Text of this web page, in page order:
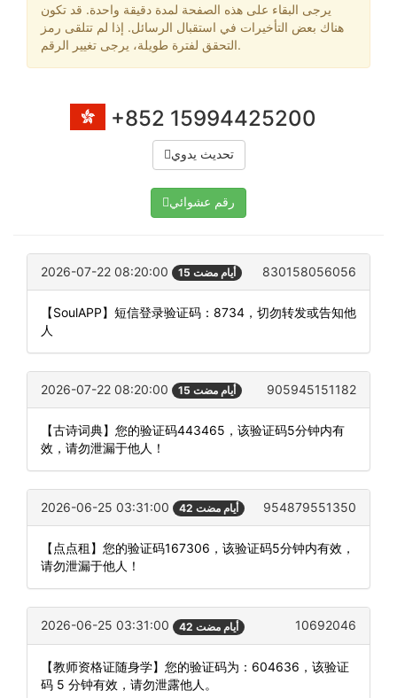
يرجى البقاء على هذه الصفحة لمدة دقيقة واحدة. قد تكون
هناك بعض التأخيرات في استقبال الرسائل. إذا لم تتلقى رمز
التحقق لفترة طويلة، يرجى تغيير الرقم.
+852 15994425200
تحديث يدوي
رقم عشوائي
2026-07-22 08:20:00 15 أيام مضت 830158056056
【SoulAPP】短信登录验证码：8734，切勿转发或告知他
人
2026-07-22 08:20:00 15 أيام مضت 905945151182
【古诗词典】您的验证码443465，该验证码5分钟内有
效，请勿泄漏于他人！
2026-06-25 03:31:00 42 أيام مضت 954879551350
【点点租】您的验证码167306，该验证码5分钟内有效，
请勿泄漏于他人！
2026-06-25 03:31:00 42 أيام مضت 10692046
【教师资格证随身学】您的验证码为：604636，该验证
码 5 分钟有效，请勿泄露他人。